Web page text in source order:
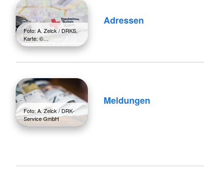
Foto: A. Zelck / DRKS,
Karte: ©…
Adressen
Foto: A. Zelck / DRK-
Service GmbH
Meldungen